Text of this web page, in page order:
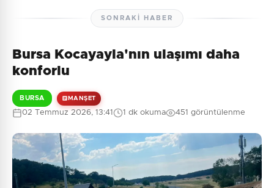
SONRAKI HABER
Bursa Kocayayla'nın ulaşımı daha
konforlu
BURSA MANŞET
02 Temmuz 2026, 13:41 1 dk okuma 451 görüntülenme